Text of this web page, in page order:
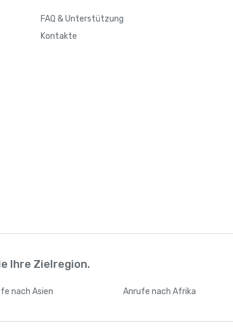
FAQ & Unterstützung
Kontakte
Ihre Zielregion.
nach Asien Anrufe nach Afrika